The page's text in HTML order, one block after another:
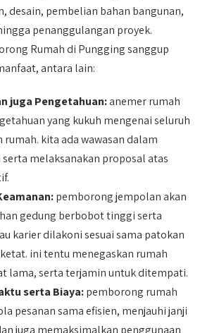
desain, pembelian bahan bangunan,
penanggulangan proyek.
Rumah di Pungging sanggup
antara lain:
juga Pengetahuan:anemer rumah
yang kukuh mengenai seluruh
kita ada wawasan dalam
melaksanakan proposal atas
pemborong jempolan akan
gedung berbobot tinggi serta
karier dilakoni sesuai sama patokan
ini tentu menegaskan rumah
lama, serta terjamin untuk ditempati.
serta Biaya:pemborong rumah
pesanan sama efisien, menjauhi janji
juga memaksimalkan penggunaan